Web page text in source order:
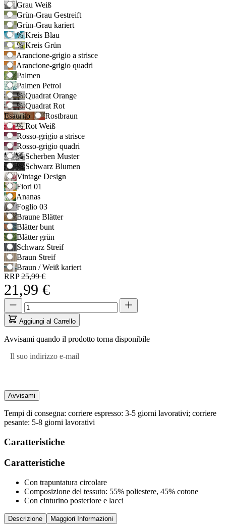
Grau Weiß
Grün-Grau Gestreift
Grün-Grau kariert
%Kreis Blau
%Kreis Grün
Arancione-grigio a strisce
Arancione-grigio quadri
Palmen
Palmen Petrol
%Quadrat Orange
%Quadrat Rot
Esaurito
Rostbraun
%Rot Weiß
Rosso-grigio a strisce
Rosso-grigio quadri
%Scherben Muster
%Schwarz Blumen
Vintage Design
Fiori 01
Ananas
Foglio 03
Braune Blätter
Blätter bunt
Blätter grün
Schwarz Streif
Braun Streif
Braun / Weiß kariert
RRP25,99 €
21,99 €
Quantità
aggiornata
1
Quantità
Aggiungi al Carrello
Avvisami quando il prodotto torna disponibile
Il suo indirizzo e-mail
Avvisami
Tempi di consegna: corriere espresso: 3-5 giorni lavorativi; corriere
pesante: 5-8 giorni lavorativi
Caratteristiche
Caratteristiche
Con trapuntatura circolare
Composizione del tessuto: 55% poliestere, 45% cotone
Con cinturino posteriore e lacci
Descrizione Maggiori Informazioni